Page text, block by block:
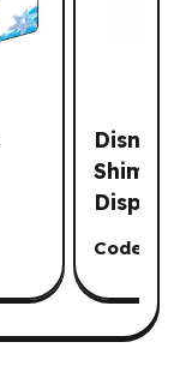
Disney
Code :